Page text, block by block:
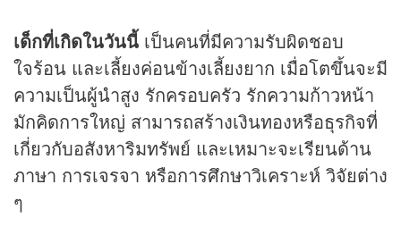
เด็กที่เกิดในวันนี้ เป็นคนที่มีความรับผิดชอบ
ใจร้อน และเลี้ยงค่อนข้างเลี้ยงยาก เมื่อโตขึ้นจะมี
ความเป็นผู้นำสูง รักครอบครัว รักความก้าวหน้า
มักคิดการใหญ่ สามารถสร้างเงินทองหรือธุรกิจที่
เกี่ยวกับอสังหาริมทรัพย์ และเหมาะจะเรียนด้าน
ภาษา การเจรจา หรือการศึกษาวิเคราะห์ วิจัยต่าง
ๆ